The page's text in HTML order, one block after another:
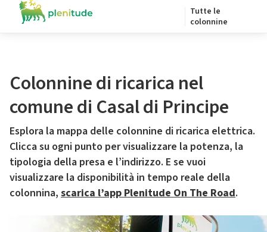
Tutte le
colonnine
Colonnine di ricarica nel
comune di Casal di Principe
Esplora la mappa delle colonnine di ricarica elettrica.
Clicca su ogni punto per visualizzare la potenza, la
tipologia della presa e l’indirizzo. E se vuoi
visualizzare la disponibilità in tempo reale della
colonnina, scarica l’app Plenitude On The Road.